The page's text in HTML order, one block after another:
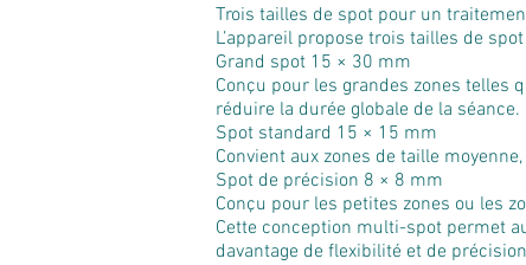
Trois tailles de spot pour un
L’appareil propose trois tailles de
Grand spot 15 × 30 mm
Conçu pour les grandes zones telles
réduire la durée globale de la séance.
Spot standard 15 × 15 mm
Convient aux zones de taille
Spot de précision 8 × 8 mm
Conçu pour les petites zones ou les
Cette conception multi-spot permet
davantage de flexibilité et de